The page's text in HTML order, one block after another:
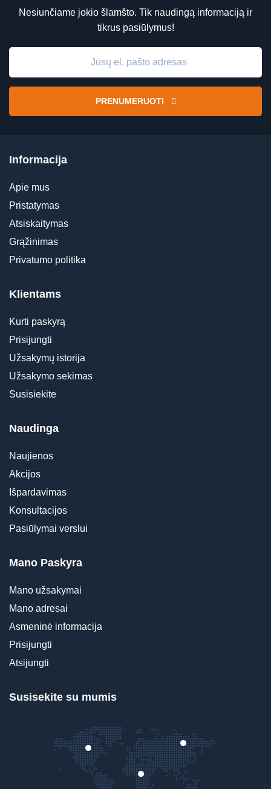
Nesiunčiame jokio šlamšto. Tik naudingą informaciją ir
tikrus pasiūlymus!
PRENUMERUOTI
Informacija
Apie mus
Pristatymas
Atsiskaitymas
Grąžinimas
Privatumo politika
Klientams
Kurti paskyrą
Prisijungti
Užsakymų istorija
Užsakymo sekimas
Susisiekite
Naudinga
Naujienos
Akcijos
Išpardavimas
Konsultacijos
Pasiūlymai verslui
Mano Paskyra
Mano užsakymai
Mano adresai
Asmeninė informacija
Prisijungti
Atsijungti
Susisekite su mumis